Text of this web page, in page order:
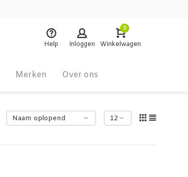
Help Inloggen
0
Winkelwagen
Merken Over ons